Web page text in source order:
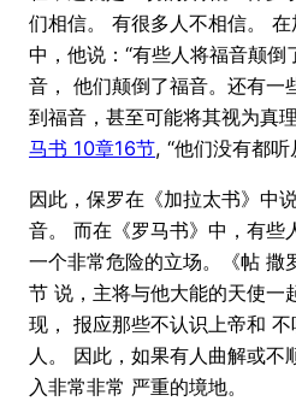
们相信。 有很多人不相信。
中，他说：“有些人将福音颠倒
音， 他们颠倒了福音。还有一
到福音，甚至可能将其视为真
马书 10章16节, “他们没有都听
因此，保罗在《加拉太书》中
音。 而在《罗马书》中，有些
一个非常危险的立场。《帖 撒
节 说，主将与他大能的天使一
现， 报应那些不认识上帝和
人。 因此，如果有人曲解或不
入非常非常 严重的境地。